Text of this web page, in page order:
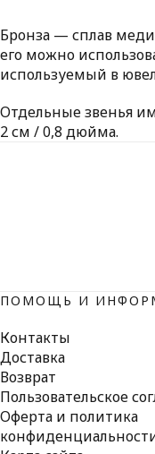
Бронза — сплав
его можно
используемый в
Отдельные звенья
2 см / 0,8 дюйма.
ПОМОЩЬ И
Контакты
Доставка
Возврат
Пользовательское
Оферта и политика